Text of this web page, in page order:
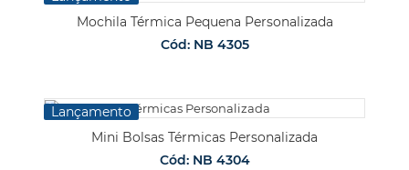
Mochila Térmica Pequena Personalizada
Cód: NB 4305
Lançamento
Mini Bolsas Térmicas Personalizada
Cód: NB 4304